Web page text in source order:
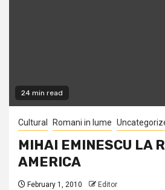
24 min read
Cultural Romani in lume
MIHAI EMINESCU LA
AMERICA
February 1, 2010 Editor